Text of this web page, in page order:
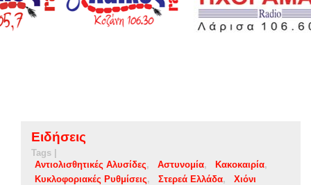
Ειδήσεις
Tags |
Αντιολισθητικές Αλυσίδες
Αστυνομία
Κακοκαιρία
Κυκλοφοριακές Ρυθμίσεις
Στερεά Ελλάδα Χιόνι